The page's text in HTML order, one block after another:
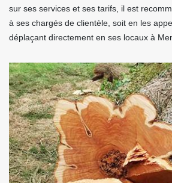
sur ses services et ses tarifs, il est
à ses chargés de clientèle, soit en les
déplaçant directement en ses locaux à